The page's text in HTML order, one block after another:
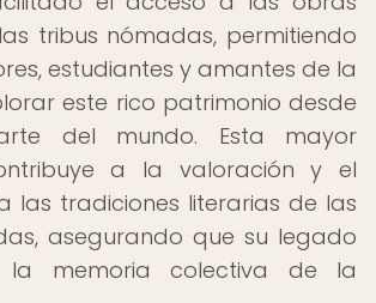
tribus nómadas, permitiendo
estudiantes y amantes de la
este rico patrimonio desde
del mundo. Esta mayor
a la valoración y el
las tradiciones literarias de las
asegurando que su legado
la memoria colectiva de la